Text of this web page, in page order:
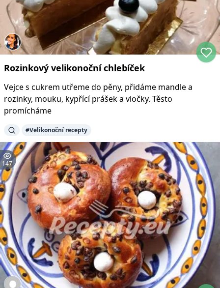
Rozinkový velikonoční chlebíček
Vejce s cukrem utřeme do pěny, přidáme mandle a
rozinky, mouku, kypřící prášek a vločky. Těsto
promícháme
#Velikonoční recepty
147